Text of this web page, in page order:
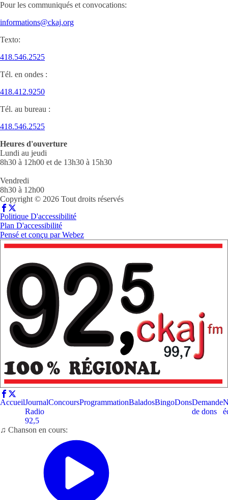
Pour les communiqués et convocations:
informations@ckaj.org
Texto:
418.546.2525
Tél. en ondes :
418.412.9250
Tél. au bureau :
418.546.2525
Heures d'ouverture
Lundi au jeudi
8h30 à 12h00 et de 13h30 à 15h30
Vendredi
8h30 à 12h00
Copyright © 2026 Tout droits réservés
Politique D'accessibilité
Plan D'accessibilité
Pensé et conçu parWebez
AccueilJournal
Radio
92,5
ConcoursProgrammationBaladosBingoDonsDemande
de dons
♫ Chanson en cours: